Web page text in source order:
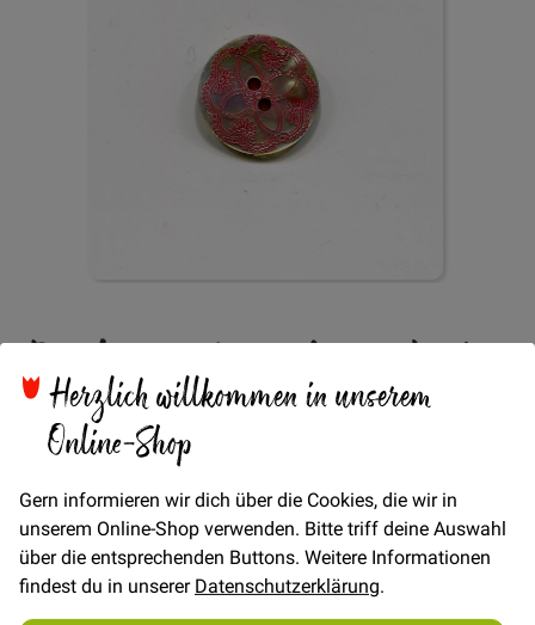
Herzlich willkommen in unserem
Online-Shop
Gern informieren wir dich über die Cookies, die wir in
unserem Online-Shop verwenden. Bitte triff deine Auswahl
über die entsprechenden Buttons. Weitere Informationen
findest du in unsererDatenschutzerklärung.
der
Bildgalerie
springen
Perlmuttknopf 2-Loch
Ornament 17mm -
Silber/Rosa